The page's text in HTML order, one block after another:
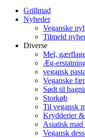
Grillmad
Nyheder
Veganske
Tilmeld
Diverse
Mel,
Æg-
vegansk
Veganske
Sødt til
Storkøb
Til vegansk
Krydderier &
Asiatisk mad
Vegansk